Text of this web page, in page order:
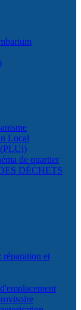
Local
(PLUi)
de quartier
DÉCHETS
réparation et